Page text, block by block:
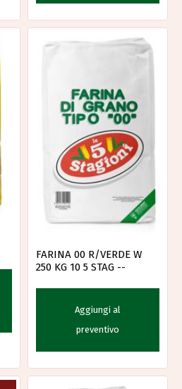
FARINA 00 R/VERDE W
250 KG 10 5 STAG --
Aggiungi al
preventivo